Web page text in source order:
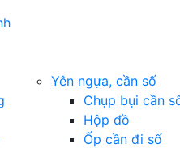
Yên ngựa, cần số
Chụp bụi cần
Hộp đồ
Ốp cần đi số